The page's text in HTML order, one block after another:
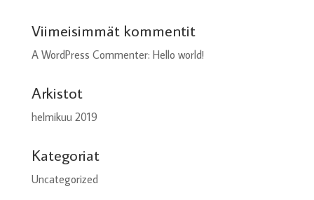
Viimeisimmät kommentit
A WordPress Commenter: Hello world!
Arkistot
helmikuu 2019
Kategoriat
Uncategorized